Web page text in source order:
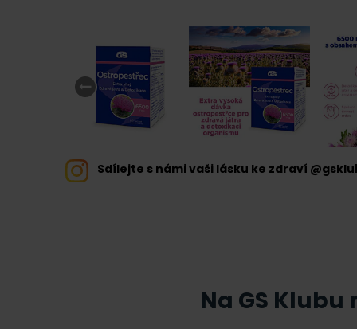
Sdílejte s námi vaši lásku ke zdraví
Na GS